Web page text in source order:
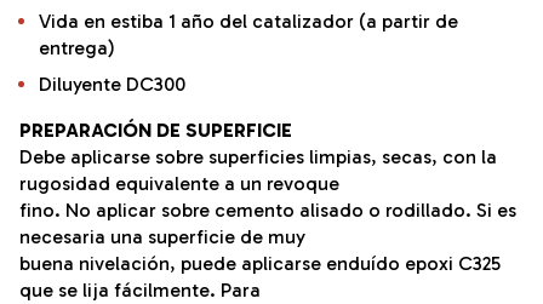
Vida en estiba 1 año del catalizador (a partir de
entrega)
Diluyente DC300
PREPARACIÓN DE SUPERFICIE
Debe aplicarse sobre superficies limpias, secas, con la
rugosidad equivalente a un revoque
fino. No aplicar sobre cemento alisado o rodillado. Si es
necesaria una superficie de muy
buena nivelación, puede aplicarse enduído epoxi C325
que se lija fácilmente. Para